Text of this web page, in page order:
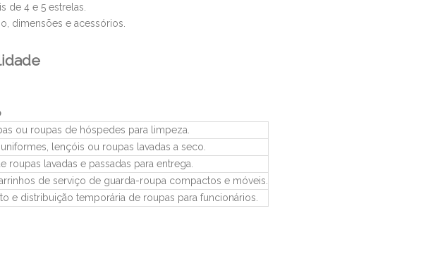
de 4 e 5 estrelas.
dimensões e acessórios.
ou roupas de hóspedes para limpeza.
lençóis ou roupas lavadas a seco.
roupas lavadas e passadas para entrega.
de serviço de guarda-roupa compactos e móveis.
e distribuição temporária de roupas para funcionários.